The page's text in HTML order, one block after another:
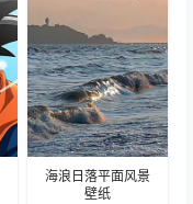
海浪日落平面风景
壁纸